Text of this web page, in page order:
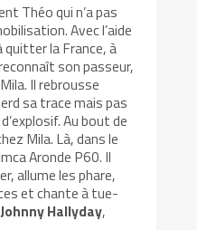
Théo qui n’a pas
Avec l’aide
quitter la France, à
son passeur,
Il rebrousse
sa trace mais pas
Au bout de
Mila. Là, dans le
Aronde P60. Il
allume les phare,
et chante à tue-
Johnny Hallyday,